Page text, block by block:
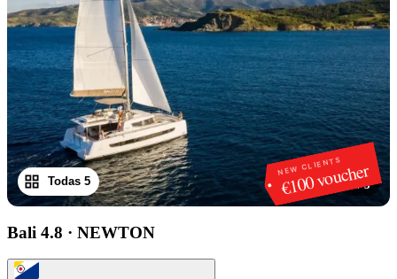
NEW CLIENTS
€100 voucher
1 /5
Todas 5
Bali 4.8 · NEWTON